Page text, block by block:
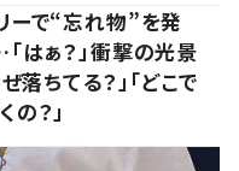
ーで“忘れ物”を発
はぁ？」衝撃の光景
ぜ落ちてる？」「どこで
？」